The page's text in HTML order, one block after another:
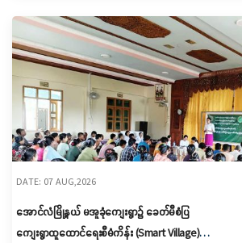
DATE: 07 AUG,2026
အောင်လံမြို့နယ် မအူခုံကျေးရွာ၌ ခေတ်မီစံပြ
ကျေးရွာထူထောင်ရေးစီမံကိန်း (Smart Village)